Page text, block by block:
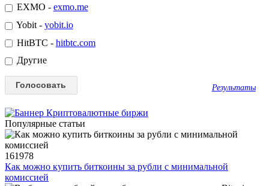
EXMO - exmo.me
Yobit - yobit.io
HitBTC - hitbtc.com
Другие
Результаты
Популярные статьи
161978
Как можно купить биткоины за рубли с минимальной
комиссией